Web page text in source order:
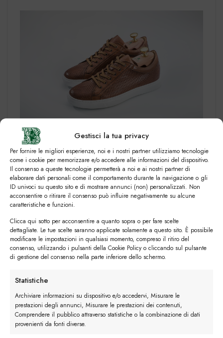
Gestisci la tua privacy
Per fornire le migliori esperienze, noi e i nostri partner utilizziamo tecnologie
come i cookie per memorizzare e/o accedere alle informazioni del dispositivo.
Il consenso a queste tecnologie permetterà a noi e ai nostri partner di
elaborare dati personali come il comportamento durante la navigazione o gli
ID univoci su questo sito e di mostrare annunci (non) personalizzati. Non
acconsentire o ritirare il consenso può influire negativamente su alcune
caratteristiche e funzioni.
Clicca qui sotto per acconsentire a quanto sopra o per fare scelte
dettagliate. Le tue scelte saranno applicate solamente a questo sito. È possibile
modificare le impostazioni in qualsiasi momento, compreso il ritiro del
consenso, utilizzando i pulsanti della Cookie Policy o cliccando sul pulsante
di gestione del consenso nella parte inferiore dello schermo.
Statistiche
Archiviare informazioni su dispositivo e/o accedervi, Misurare le
prestazioni degli annunci, Misurare le prestazioni dei contenuti,
Comprendere il pubblico attraverso statistiche o la combinazione di dati
provenienti da fonti diverse.
2) Come abbinare le sneakers agli
outfit di lavoro
In molti si chiedono “posso indossare le sneakers
al lavoro?” e la risposta è quasi sempre sì! A
meno che tu non debba indossare completi in
doppio petto o portare giacca e cravatta ogni
giorno, allora potrai senza dubbio inserire le
scarpe da tennis nei tuoi outfit da ufficio.
tuo outfit; il gioco dei i contrasti, se fatto con
sobrietà, è una scelta quasi sempre vincente come
nel caso di una sneaker in pelle liscia da abbinare
ablazer o pantaloni chino.